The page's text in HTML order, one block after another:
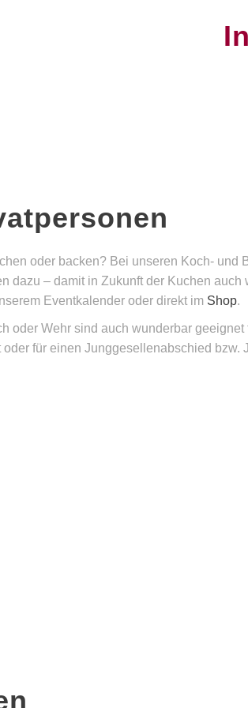
oder backen? Bei unseren Koch- und
dazu – damit in Zukunft der Kuchen
Eventkalender oder direkt im Shop.
oder Wehr sind auch wunderbar
für einen Junggesellenabschied bzw.